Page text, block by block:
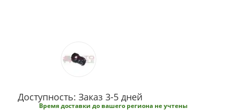
Доступность: Заказ 3-5 дней
Время доставки до вашего региона не учтены